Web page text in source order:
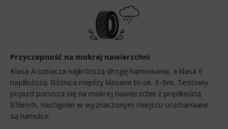
Przyczepność na mokrej nawierzchni
Klasa A oznacza najkrótszą drogę hamowania, a klasa E
najdłuższą. Różnica między klasami to ok. 3-6m. Testowy
pojazd porusza się na mokrej nawierzchni z prędkością
85km/h, następnie w wyznaczonym miejscu uruchamiane
są hamulce.